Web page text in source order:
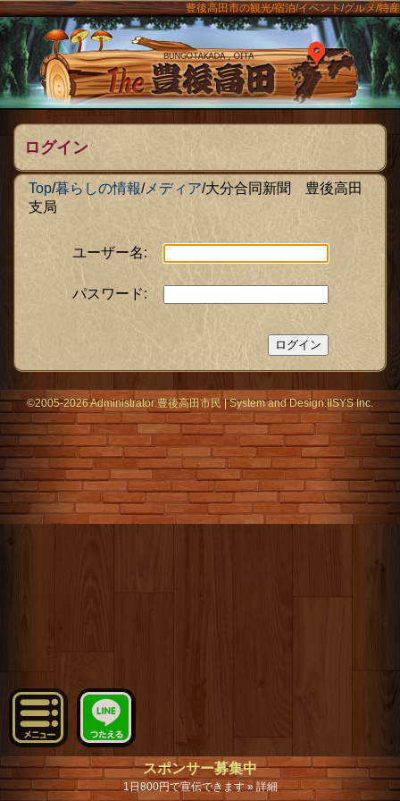
豊後高田市の観光/宿泊/イベント/グルメ/特産
The豊後
ログイン
Top/暮らしの情報/メディア/大分合同新聞 豊後高田
支局
ユーザー名:
パスワード:
メニュー
©2005-2026 Administrator:豊後高田市民|Systemand Design:IISYS Inc.
スポンサー募集中
1日800円で宣伝できます » 詳細